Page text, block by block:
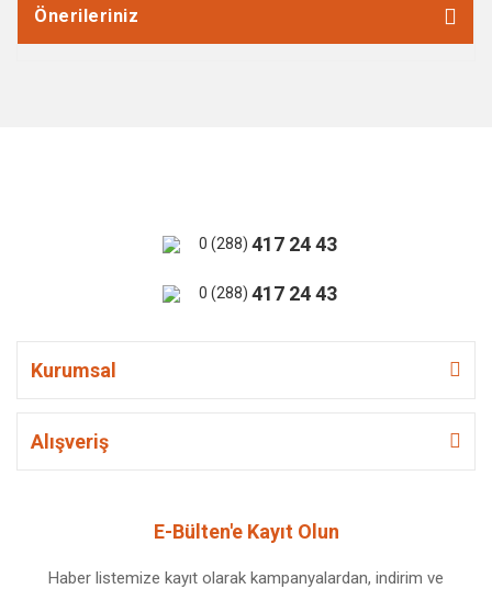
Önerileriniz
0 (288) 417 24 43
0 (288) 417 24 43
Kurumsal
Alışveriş
E-Bülten'e Kayıt Olun
Haber listemize kayıt olarak kampanyalardan, indirim ve